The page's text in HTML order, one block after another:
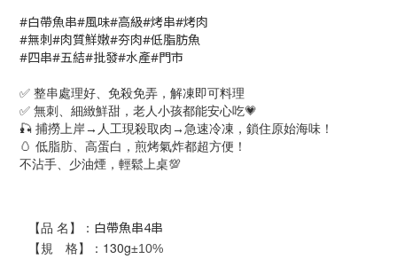
#白帶魚串#風味#高級#烤串#烤肉
#無刺#肉質鮮嫩#夯肉#低脂肪魚
#四串#五結#批發#水產#門市
✅ 整串處理好、免殺免弄，解凍即可料理
✅ 無刺、細緻鮮甜，老人小孩都能安心吃💗
🎣 捕撈上岸→人工現殺取肉→急速冷凍，鎖住原始海味！
🥚 低脂肪、高蛋白，煎烤氣炸都超方便！
不沾手、少油煙，輕鬆上桌💯
【品 名】： 白帶魚串4串
【規 格】：130g±10%